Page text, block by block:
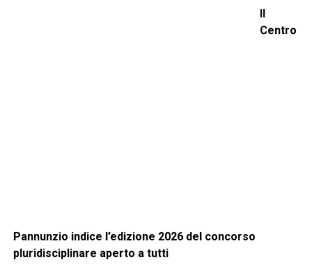
Centro
Pannunzio indice l’edizione 2026 del concorso
pluridisciplinare aperto a tutti